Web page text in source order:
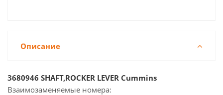
Описание
3680946 SHAFT,ROCKER LEVER Cummins
Взаимозаменяемые номера: